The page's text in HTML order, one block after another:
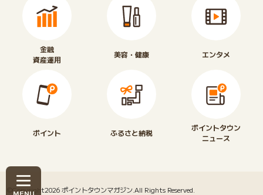
金融
資産運用
美容・健康 エンタメ
ポイント ふるさと納税
ポイントタウン
ニュース
©Copyright2026ポイントタウンマガジン.All Rights Reserved.